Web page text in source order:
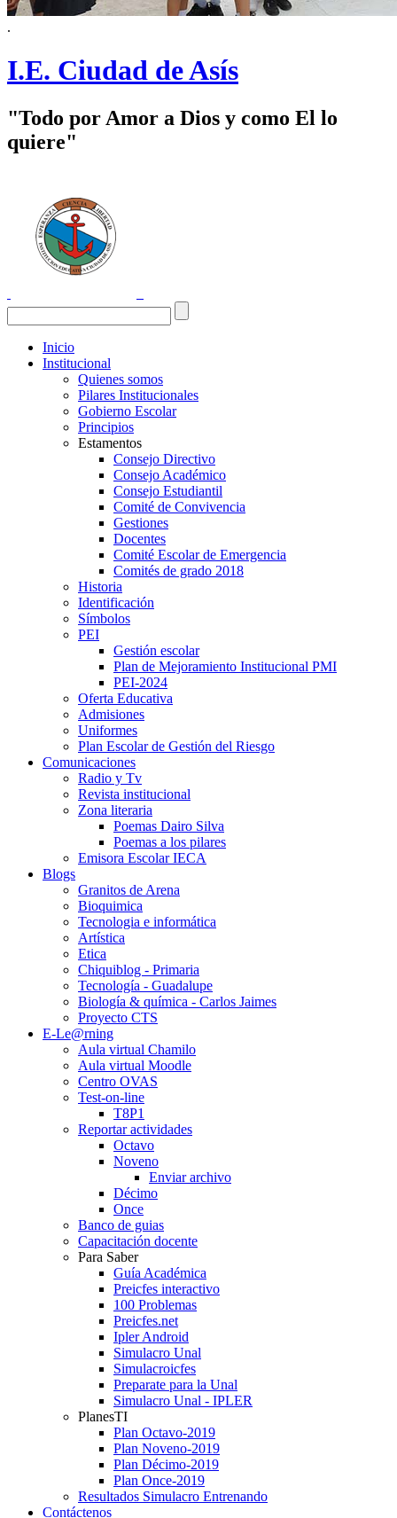
.
I.E. Ciudad de Asís
"Todo por Amor a Dios y como El lo
quiere"
Inicio
Institucional
Quienes somos
Pilares Institucionales
Gobierno Escolar
Principios
Estamentos
Consejo Directivo
Consejo Académico
Consejo Estudiantil
Comité de Convivencia
Gestiones
Docentes
Comité Escolar de Emergencia
Comités de grado 2018
Historia
Identificación
Símbolos
PEI
Gestión escolar
Plan de Mejoramiento Institucional PMI
PEI-2024
Oferta Educativa
Admisiones
Uniformes
Plan Escolar de Gestión del Riesgo
Comunicaciones
Radio y Tv
Revista institucional
Zona literaria
Poemas Dairo Silva
Poemas a los pilares
Emisora Escolar IECA
Blogs
Granitos de Arena
Bioquimica
Tecnologia e informática
Artística
Etica
Chiquiblog - Primaria
Tecnología - Guadalupe
Biología & química - Carlos Jaimes
Proyecto CTS
E-Le@rning
Aula virtual Chamilo
Aula virtual Moodle
Centro OVAS
Test-on-line
T8P1
Reportar actividades
Octavo
Noveno
Enviar archivo
Décimo
Once
Banco de guias
Capacitación docente
Para Saber
Guía Académica
Preicfes interactivo
100 Problemas
Preicfes.net
Ipler Android
Simulacro Unal
Simulacroicfes
Preparate para la Unal
Simulacro Unal - IPLER
PlanesTI
Plan Octavo-2019
Plan Noveno-2019
Plan Décimo-2019
Plan Once-2019
Resultados Simulacro Entrenando
Contáctenos